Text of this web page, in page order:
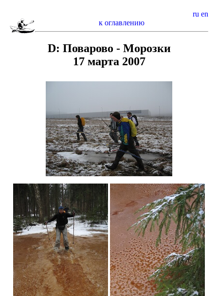
ru en
к оглавлению
D: Поварово - Морозки
17 марта 2007